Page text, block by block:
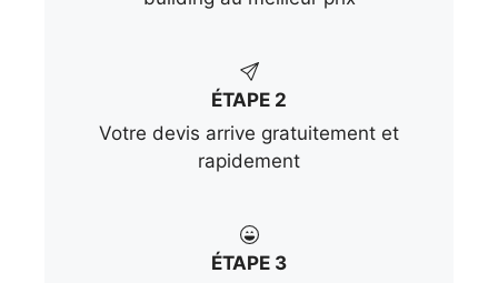
ÉTAPE 2
Votre devis arrive gratuitement et
rapidement
ÉTAPE 3